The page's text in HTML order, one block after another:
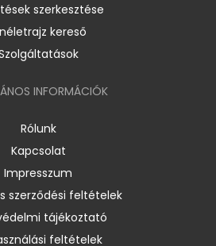
szerkesztése
kereső
INFORMÁCIÓK
Rólunk
Kapcsolat
Impresszum
szerződési feltételek
tájékoztató
feltételek